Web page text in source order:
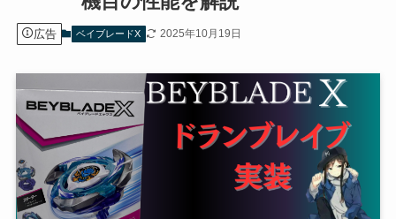
広告 ベイブレードX 2025年10月19日